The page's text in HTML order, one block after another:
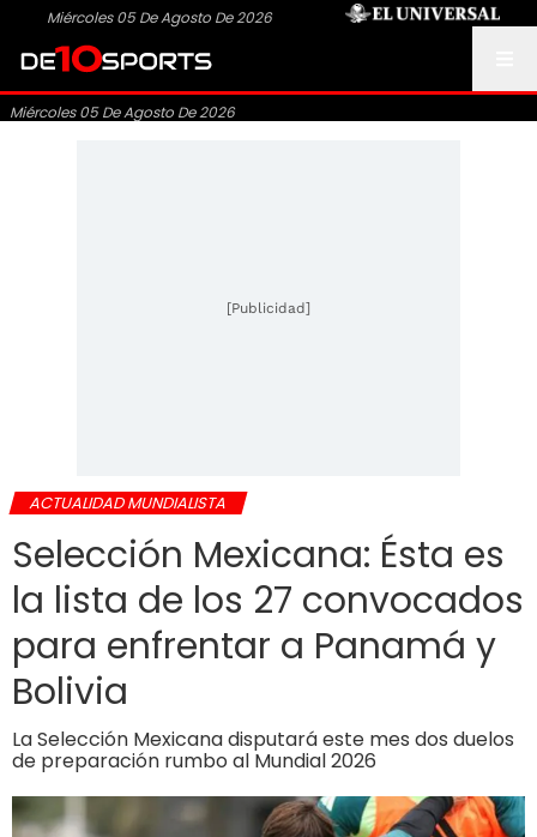
Miércoles 05 De Agosto De 2026
Miércoles 05 De Agosto De 2026
[Publicidad]
ACTUALIDAD MUNDIALISTA
Selección Mexicana: Ésta es
la lista de los 27 convocados
para enfrentar a Panamá y
Bolivia
La Selección Mexicana disputará este mes dos duelos
de preparación rumbo al Mundial 2026